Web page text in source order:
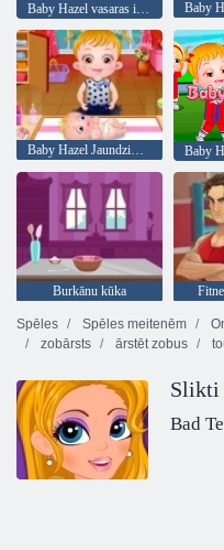
Baby Hazel vasaras izklaide
Burkānu kūka
Spēles
Spēles meitenēm
zobārsts
ārstēt zobus
Slikti
Bad